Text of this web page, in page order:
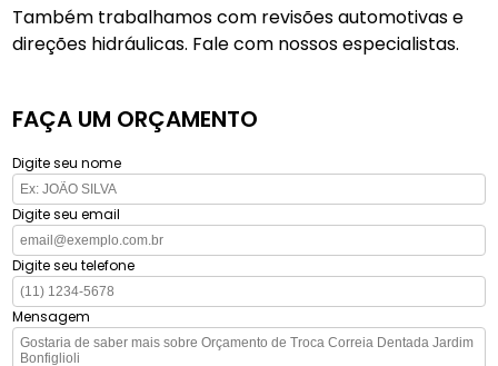
Também trabalhamos com revisões automotivas e
direções hidráulicas. Fale com nossos especialistas.
FAÇA UM ORÇAMENTO
Digite seu nome
Digite seu email
Digite seu telefone
Mensagem